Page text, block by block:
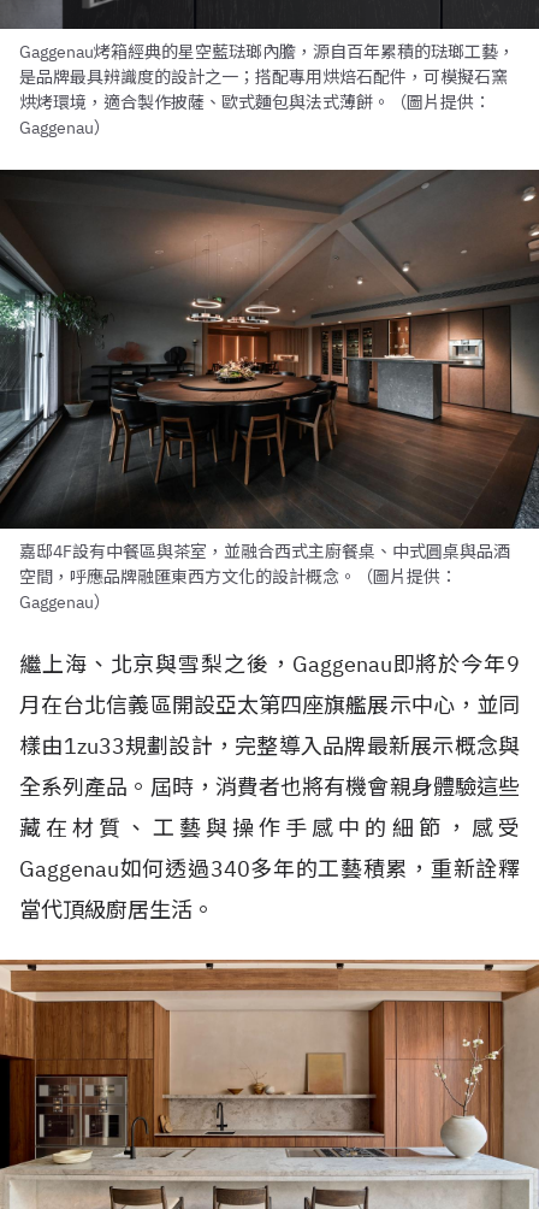
Gaggenau烤箱經典的星空藍琺瑯內膽，源自百年累積的琺瑯工藝，
是品牌最具辨識度的設計之一；搭配專用烘焙石配件，可模擬石窯
烘烤環境，適合製作披薩、歐式麵包與法式薄餅。（圖片提供：
Gaggenau）
嘉邸4F設有中餐區與茶室，並融合西式主廚餐桌、中式圓桌與品酒
空間，呼應品牌融匯東西方文化的設計概念。（圖片提供：
Gaggenau）
繼上海、北京與雪梨之後，Gaggenau即將於今年9
月在台北信義區開設亞太第四座旗艦展示中心，並同
樣由1zu33規劃設計，完整導入品牌最新展示概念與
全系列產品。屆時，消費者也將有機會親身體驗這些
藏在材質、工藝與操作手感中的細節，感受
Gaggenau如何透過340多年的工藝積累，重新詮釋
當代頂級廚居生活。